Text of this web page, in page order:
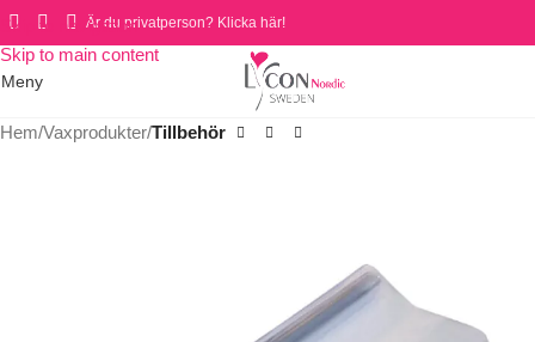
Skip to navigation
Skip to main content
Är du privatperson? Klicka här!
Meny
Hem Vaxprodukter Tillbehör